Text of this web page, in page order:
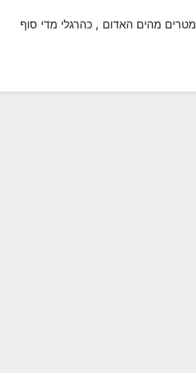
השעה 17:31 וכמה שניות . אני יושב על שמיכת היוגה שלי , 3 מטרים מהים האדום , כהרגלי מדי סוף